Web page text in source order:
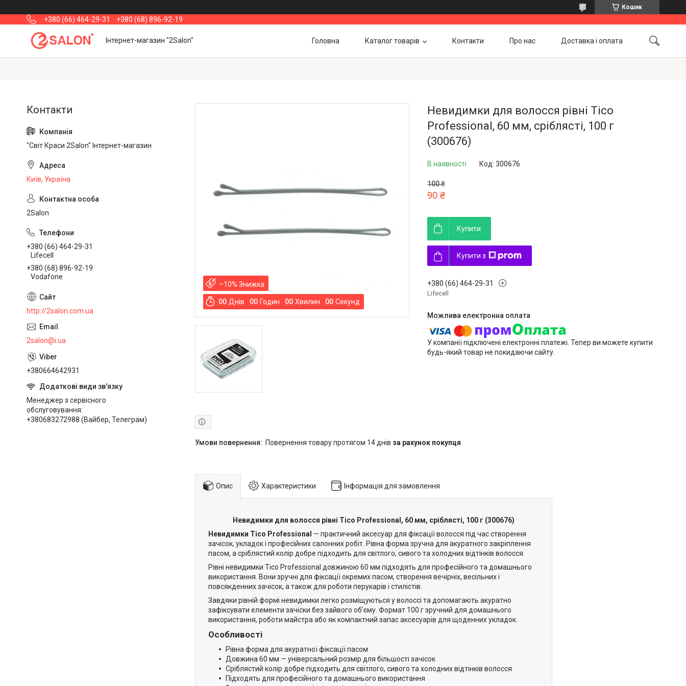
Кошик
+380 (66) 464-29-31 +380 (68) 896-92-19
Інтернет-магазин "2Salon" Головна Каталог товарів Контакти Про нас Доставка і оплата
–10%
00 Днів 00 Годин 00 Хвилин 00 Секунд
Невидимки для волосся рівні Tico
Professional, 60 мм, сріблясті, 100 г
(300676)
В наявності Код: 300676
100 ₴
90 ₴
Купити
Купити з
+380 (66) 464-29-31
Lifecell
У компанії підключені електронні платежі. Тепер ви можете купити
будь-який товар не покидаючи сайту.
повернення товару протягом 14 днів за рахунок покупця
Опис Характеристики Інформація для замовлення
Невидимки для волосся рівні Tico Professional, 60 мм, сріблясті, 100 г (300676)
Невидимки Tico Professional — практичний аксесуар для фіксації волосся під час створення
зачісок, укладок і професійних салонних робіт. Рівна форма зручна для акуратного закріплення
пасом, а сріблястий колір добре підходить для світлого, сивого та холодних відтінків волосся.
Рівні невидимки Tico Professional довжиною 60 мм підходять для професійного та домашнього
використання. Вони зручні для фіксації окремих пасом, створення вечірніх, весільних і
повсякденних зачісок, а також для роботи перукарів і стилістів.
Завдяки рівній формі невидимки легко розміщуються у волоссі та допомагають акуратно
зафіксувати елементи зачіски без зайвого об’єму. Формат 100 г зручний для домашнього
використання, роботи майстра або як компактний запас аксесуарів для щоденних укладок.
Особливості
Рівна форма для акуратної фіксації пасом
Довжина 60 мм — універсальний розмір для більшості зачісок
Сріблястий колір добре підходить для світлого, сивого та холодних відтінків волосся
Підходять для професійного та домашнього використання
"Світ Краси 2Salon" Інтернет-магазин
Київ, Україна
2Salon
+380 (66) 464-29-31
Lifecell
+380 (68) 896-92-19
Vodafone
http://2salon.com.ua
2salon@i.ua
+380664642931
Менеджер з сервісного
обслуговування
+380683272988 (Вайбер, Телеграм)